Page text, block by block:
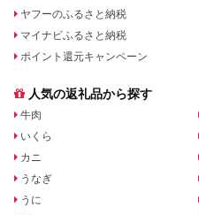
ヤフーのふるさと納税
マイナビふるさと納税
ポイント還元キャンペーン
人気の返礼品から探す
牛肉
いくら
カニ
うなぎ
うに